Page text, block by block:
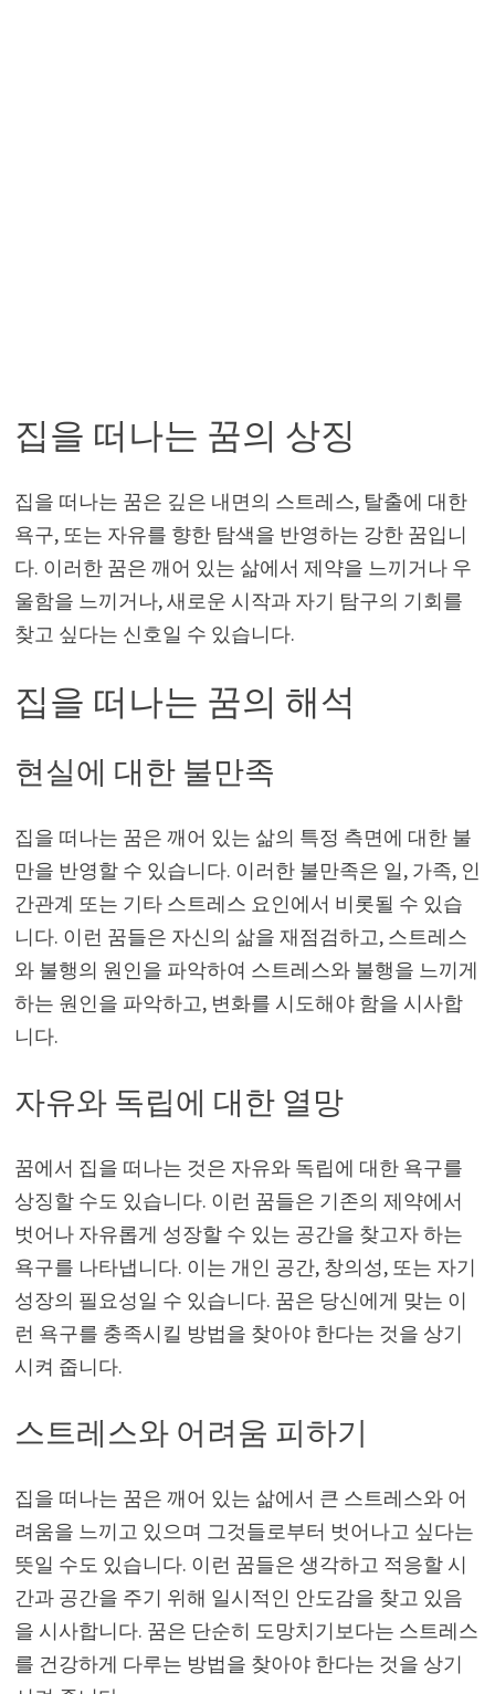
집을 떠나는 꿈의 상징
집을 떠나는 꿈은 깊은 내면의 스트레스, 탈출에 대한
욕구, 또는 자유를 향한 탐색을 반영하는 강한 꿈입니
다. 이러한 꿈은 깨어 있는 삶에서 제약을 느끼거나 우
울함을 느끼거나, 새로운 시작과 자기 탐구의 기회를
찾고 싶다는 신호일 수 있습니다.
집을 떠나는 꿈의 해석
현실에 대한 불만족
집을 떠나는 꿈은 깨어 있는 삶의 특정 측면에 대한 불
만을 반영할 수 있습니다. 이러한 불만족은 일, 가족, 인
간관계 또는 기타 스트레스 요인에서 비롯될 수 있습
니다. 이런 꿈들은 자신의 삶을 재점검하고, 스트레스
와 불행의 원인을 파악하여 스트레스와 불행을 느끼게
하는 원인을 파악하고, 변화를 시도해야 함을 시사합
니다.
자유와 독립에 대한 열망
꿈에서 집을 떠나는 것은 자유와 독립에 대한 욕구를
상징할 수도 있습니다. 이런 꿈들은 기존의 제약에서
벗어나 자유롭게 성장할 수 있는 공간을 찾고자 하는
욕구를 나타냅니다. 이는 개인 공간, 창의성, 또는 자기
성장의 필요성일 수 있습니다. 꿈은 당신에게 맞는 이
런 욕구를 충족시킬 방법을 찾아야 한다는 것을 상기
시켜 줍니다.
스트레스와 어려움 피하기
집을 떠나는 꿈은 깨어 있는 삶에서 큰 스트레스와 어
려움을 느끼고 있으며 그것들로부터 벗어나고 싶다는
뜻일 수도 있습니다. 이런 꿈들은 생각하고 적응할 시
간과 공간을 주기 위해 일시적인 안도감을 찾고 있음
을 시사합니다. 꿈은 단순히 도망치기보다는 스트레스
를 건강하게 다루는 방법을 찾아야 한다는 것을 상기